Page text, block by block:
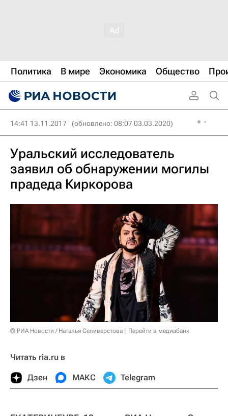
Политика В мире Экономика Общество
14:41 13.11.2017 (обновлено: 08:07 03.03.2020)
Уральский исследователь
заявил об обнаружении могилы
прадеда Киркорова
© РИА Новости / Наталья Селиверстова Перейти в медиабанк
Читать ria.ru в
Дзен МАКС Telegram